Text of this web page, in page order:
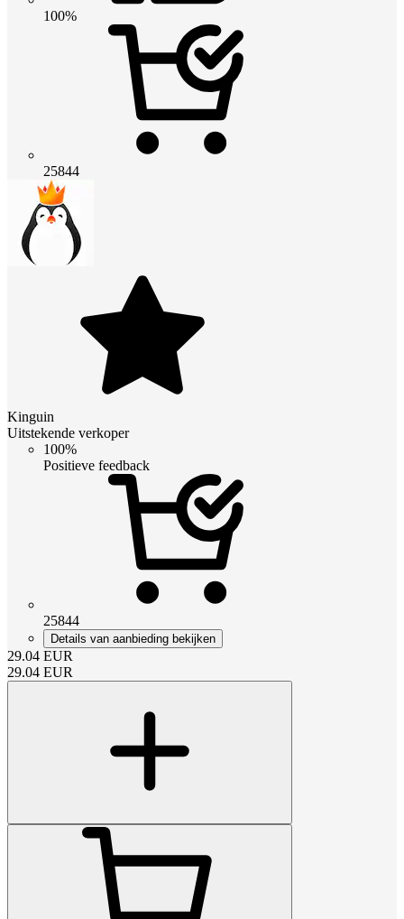
100%
25844
Kinguin
Uitstekende verkoper
100%
Positieve feedback
25844
Details van aanbieding bekijken
29.04 EUR
29.04 EUR